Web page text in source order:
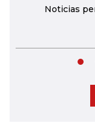
Noticias